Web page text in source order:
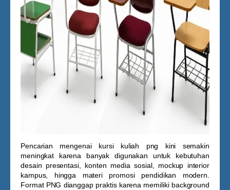
Pencarian mengenai kursi kuliah png kini semakin
meningkat karena banyak digunakan untuk kebutuhan
desain presentasi, konten media sosial, mockup interior
kampus, hingga materi promosi pendidikan modern.
Format PNG dianggap praktis karena memiliki background